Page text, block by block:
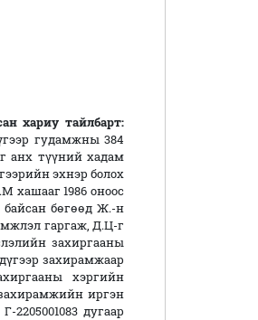
хариу тайлбарт:
гудамжны 384
анх түүний хадам
эхнэр болох
хашааг 1986 оноос
бөгөөд Ж.-н
гаргаж, Д.Ц-г
захиргааны
захирамжаар
хэргийн
иргэн
дугаар